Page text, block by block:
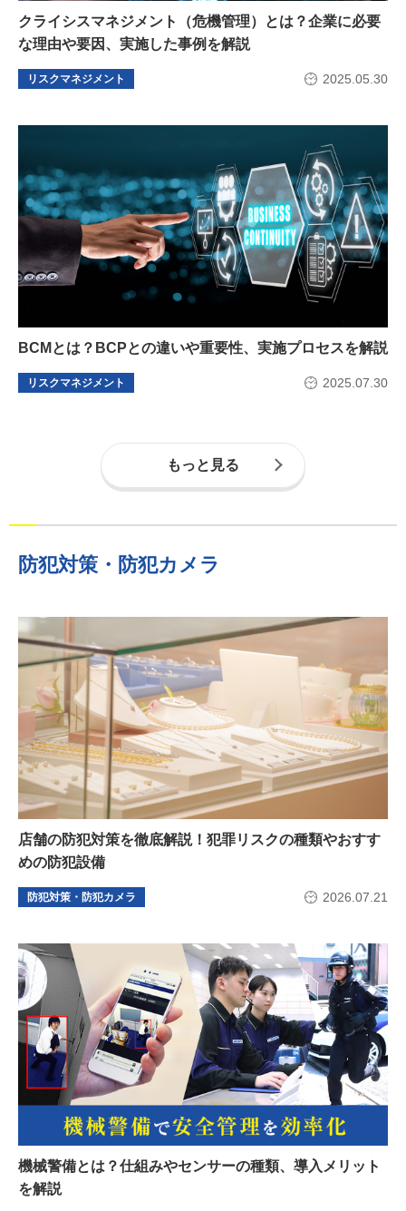
クライシスマネジメント（危機管理）とは？企業に必要
な理由や要因、実施した事例を解説
リスクマネジメント 2025.05.30
BCMとは？BCPとの違いや重要性、実施プロセスを解説
リスクマネジメント 2025.07.30
もっと見る
防犯対策・防犯カメラ
店舗の防犯対策を徹底解説！犯罪リスクの種類やおすす
めの防犯設備
防犯対策・防犯カメラ 2026.07.21
機械警備とは？仕組みやセンサーの種類、導入メリット
を解説